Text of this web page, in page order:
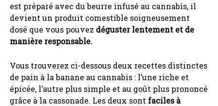
est préparé avec du beurre infusé au cannabis, il
devient un produit comestible soigneusement
dosé que vous pouvez déguster lentement et de
manière responsable.
Vous trouverez ci-dessous deux recettes distinctes
de pain à la banane au cannabis : l’une riche et
épicée, l’autre plus simple et au goût plus prononcé
grâce à la cassonade. Les deux sont faciles à